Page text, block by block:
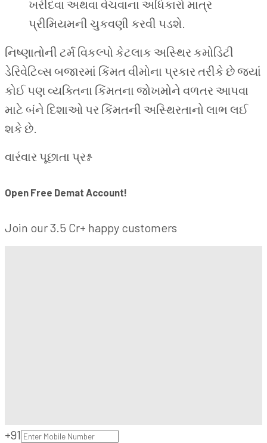
ખરીદવા અથવા વેચવાના અધિકારો માત્ર
પ્રીમિયમની ચુકવણી કરવી પડશે.
નિષ્ણાતોની ટર્મ વિકલ્પો કેટલાક અસ્થિર કમોડિટી
ડેરિવેટિવ્સ બજારમાં કિંમત વીમોના પ્રકાર તરીકે છે જ્યાં
કોઈ પણ વ્યક્તિના કિંમતના જોખમોને વળતર આપવા
માટે બંને દિશાઓ પર કિંમતની અસ્થિરતાનો લાભ લઈ
શકે છે.
વારંવાર પૂછાતા પ્રશ્ન
Open Free Demat Account!
Join our 3.5 Cr+ happy customers
+91